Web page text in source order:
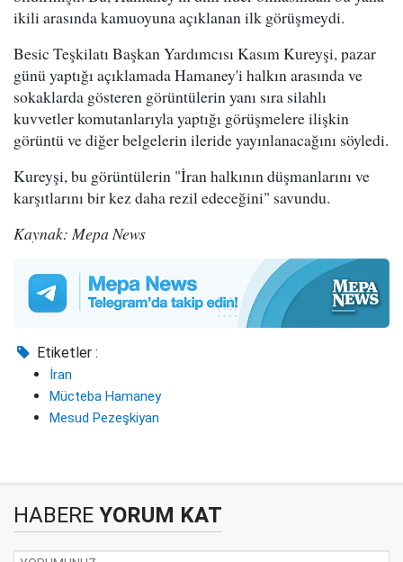
ikili arasında kamuoyuna açıklanan ilk görüşmeydi.
Besic Teşkilatı Başkan Yardımcısı Kasım Kureyşi, pazar
günü yaptığı açıklamada Hamaney'i halkın arasında ve
sokaklarda gösteren görüntülerin yanı sıra silahlı
kuvvetler komutanlarıyla yaptığı görüşmelere ilişkin
görüntü ve diğer belgelerin ileride yayınlanacağını söyledi.
Kureyşi, bu görüntülerin "İran halkının düşmanlarını ve
karşıtlarını bir kez daha rezil edeceğini" savundu.
Kaynak: Mepa News
Etiketler :
İran
Mücteba Hamaney
Mesud Pezeşkiyan
HABERE YORUM KAT